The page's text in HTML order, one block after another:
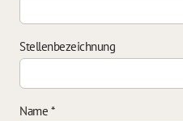
Stellenbezeichnung
Name *